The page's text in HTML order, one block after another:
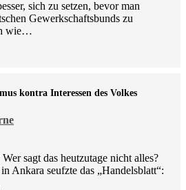
sich zu setzen, bevor man
Gewerkschaftsbunds zu
wie…
kontra Inte­ressen des Volkes
sagt das heutzutage nicht alles?
Ankara seufzte das „Handelsblatt“: